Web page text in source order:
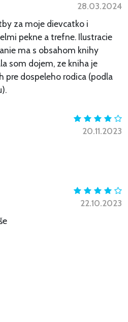
28.03.2024
za moje dievcatko i
pekne a trefne. Ilustracie
ma s obsahom knihy
som dojem, ze kniha je
pre dospeleho rodica (podla
20.11.2023
22.10.2023